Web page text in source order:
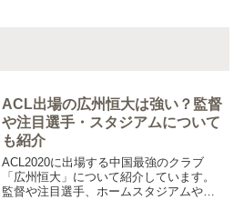
ACL出場の広州恒大は強い？監督
や注目選手・スタジアムについて
も紹介
ACL2020に出場する中国最強のクラブ
「広州恒大」について紹介しています。
監督や注目選手、ホームスタジアムやエ